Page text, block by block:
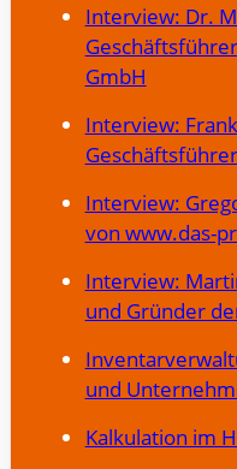
Interview: Dr.
GmbH
Interview:
Interview:
von www.das-
Interview:
und Gründer
und
Kalkulation im